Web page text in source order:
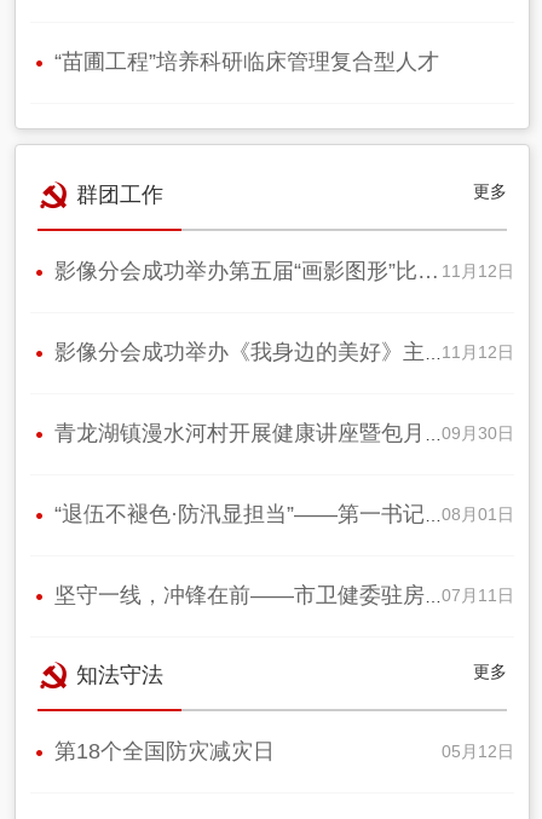
“苗圃工程”培养科研临床管理复合型人才
更多
群团工作
11月12日
影像分会成功举办第五届“画影图形”比…
11月12日
影像分会成功举办《我身边的美好》主题…
09月30日
青龙湖镇漫水河村开展健康讲座暨包月饼…
08月01日
“退伍不褪色·防汛显担当”——第一书记…
07月11日
坚守一线，冲锋在前——市卫健委驻房山区…
更多
知法守法
05月12日
第18个全国防灾减灾日